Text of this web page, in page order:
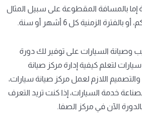
إما بالمسافة المقطوعة على سبيل المثال
وصيانة السيارات على توفير لك دورة
لتعلم كيفية إدارة مركز صيانة
اللازم لعمل مركز صيانة سيارات،
خدمة السيارات، إذا كنت تريد التعرف
الآن في مركز الصفا.